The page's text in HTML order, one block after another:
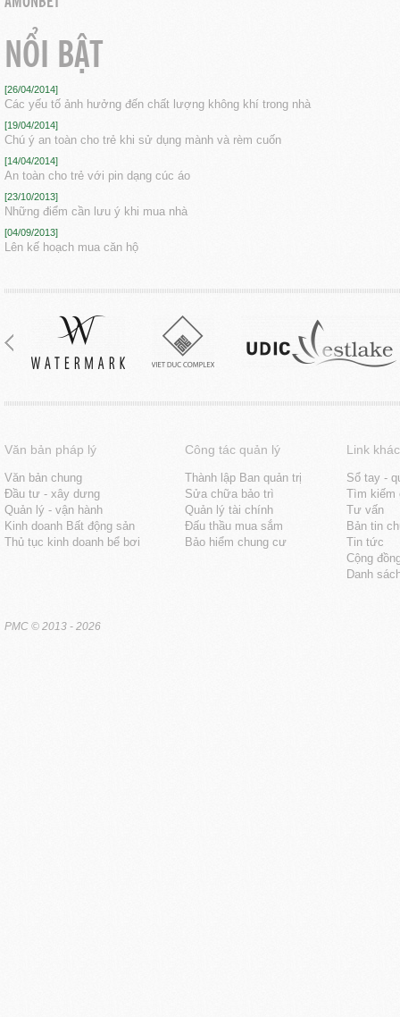
NỔI BẬT
[26/04/2014]
Các yếu tố ảnh hưởng đến chất lượng không khí trong nhà
[19/04/2014]
Chú ý an toàn cho trẻ khi sử dụng mành và rèm cuốn
[14/04/2014]
An toàn cho trẻ với pin dạng cúc áo
[23/10/2013]
Những điểm cần lưu ý khi mua nhà
[04/09/2013]
Lên kế hoạch mua căn hộ
Văn bản pháp lý
Văn bản chung
Đầu tư - xây dưng
Quản lý - vận hành
Kinh doanh Bất động sản
Thủ tục kinh doanh bể bơi
Công tác quản lý
Thành lập Ban quản trị
Sửa chữa bảo trì
Quản lý tài chính
Đấu thầu mua sắm
Bảo hiểm chung cư
Link khác
Sổ tay -
Tìm kiếm
Tư vấn
Bản tin
Tin tức
Cộng
Danh
PMC © 2013 - 2026